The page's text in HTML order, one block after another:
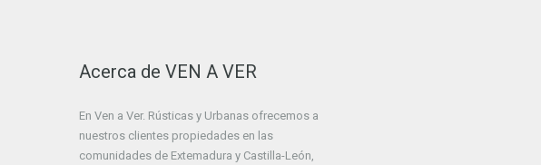
Acerca de VEN A VER
En Ven a Ver. Rústicas y Urbanas ofrecemos a
nuestros clientes propiedades en las
comunidades de Extemadura y Castilla-León,